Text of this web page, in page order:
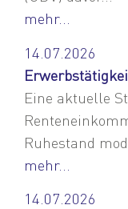
mehr...
14.07.2026
Eine aktuelle
Ruhestand
mehr...
14.07.2026